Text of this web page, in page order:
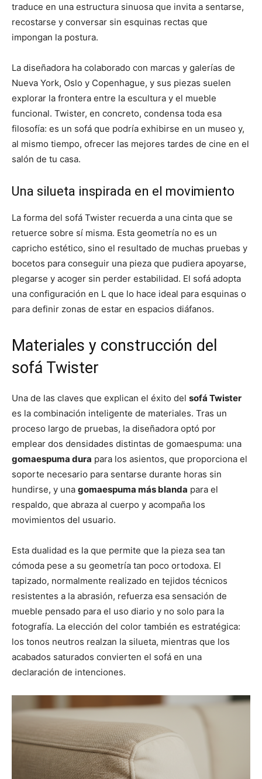
traduce en una estructura sinuosa que invita a sentarse,
recostarse y conversar sin esquinas rectas que
impongan la postura.
La diseñadora ha colaborado con marcas y galerías de
Nueva York, Oslo y Copenhague, y sus piezas suelen
explorar la frontera entre la escultura y el mueble
funcional. Twister, en concreto, condensa toda esa
filosofía: es un sofá que podría exhibirse en un museo y,
al mismo tiempo, ofrecer las mejores tardes de cine en el
salón de tu casa.
Una silueta inspirada en el movimiento
La forma del sofá Twister recuerda a una cinta que se
retuerce sobre sí misma. Esta geometría no es un
capricho estético, sino el resultado de muchas pruebas y
bocetos para conseguir una pieza que pudiera apoyarse,
plegarse y acoger sin perder estabilidad. El sofá adopta
una configuración en L que lo hace ideal para esquinas o
para definir zonas de estar en espacios diáfanos.
Materiales y construcción del
sofá Twister
Una de las claves que explican el éxito del sofá Twister
es la combinación inteligente de materiales. Tras un
proceso largo de pruebas, la diseñadora optó por
emplear dos densidades distintas de gomaespuma: una
gomaespuma dura para los asientos, que proporciona el
soporte necesario para sentarse durante horas sin
hundirse, y una gomaespuma más blanda para el
respaldo, que abraza al cuerpo y acompaña los
movimientos del usuario.
Esta dualidad es la que permite que la pieza sea tan
cómoda pese a su geometría tan poco ortodoxa. El
tapizado, normalmente realizado en tejidos técnicos
resistentes a la abrasión, refuerza esa sensación de
mueble pensado para el uso diario y no solo para la
fotografía. La elección del color también es estratégica:
los tonos neutros realzan la silueta, mientras que los
acabados saturados convierten el sofá en una
declaración de intenciones.